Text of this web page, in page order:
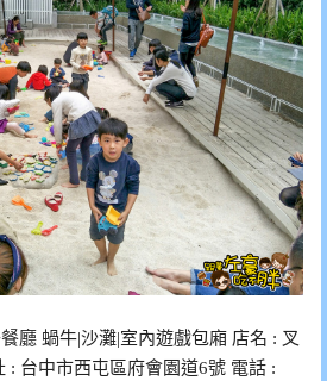
廳 蝸牛|沙灘|室內遊戲包廂 店名 : 叉
: 台中市西屯區府會園道6號 電話 :